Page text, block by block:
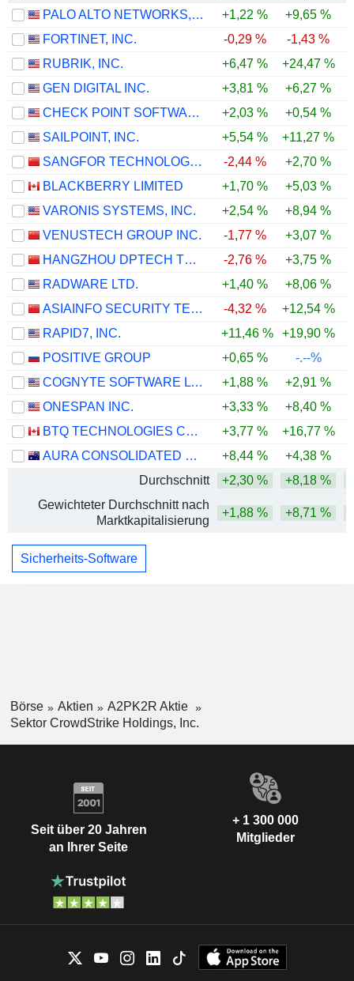
PALO ALTO NETWORKS, INC.
+1,22 % +9,65 %
FORTINET, INC.
-0,29 % -1,43 %
RUBRIK, INC.
+6,47 % +24,47 %
GEN DIGITAL INC.
+3,81 % +6,27 %
CHECK POINT SOFTWARE TECHNOLOGIES LTD.
+2,03 % +0,54 %
SAILPOINT, INC.
+5,54 % +11,27 %
SANGFOR TECHNOLOGIES INC.
-2,44 % +2,70 %
BLACKBERRY LIMITED
+1,70 % +5,03 %
VARONIS SYSTEMS, INC.
+2,54 % +8,94 %
VENUSTECH GROUP INC.
-1,77 % +3,07 %
HANGZHOU DPTECH TECHNOLOGIES CO.,LTD.
-2,76 % +3,75 %
RADWARE LTD.
+1,40 % +8,06 %
ASIAINFO SECURITY TECHNOLOGIES CO.,LTD.
-4,32 % +12,54 %
RAPID7, INC.
+11,46 % +19,90 %
POSITIVE GROUP
+0,65 %
-.--%
COGNYTE SOFTWARE LTD.
+1,88 % +2,91 %
ONESPAN INC.
+3,33 % +8,40 %
BTQ TECHNOLOGIES CORP.
+3,77 % +16,77 %
AURA CONSOLIDATED GROUP, INC.
+8,44 %
+4,38 %
Durchschnitt
+2,30 % +8,18 %
Gewichteter Durchschnitt nach
Marktkapitalisierung
+1,88 % +8,71 %
Sicherheits-Software
Börse Aktien
A2PK2R Aktie
Sektor CrowdStrike Holdings, Inc.
Seit über 20 Jahren
an Ihrer Seite
+ 1 300 000
Mitglieder